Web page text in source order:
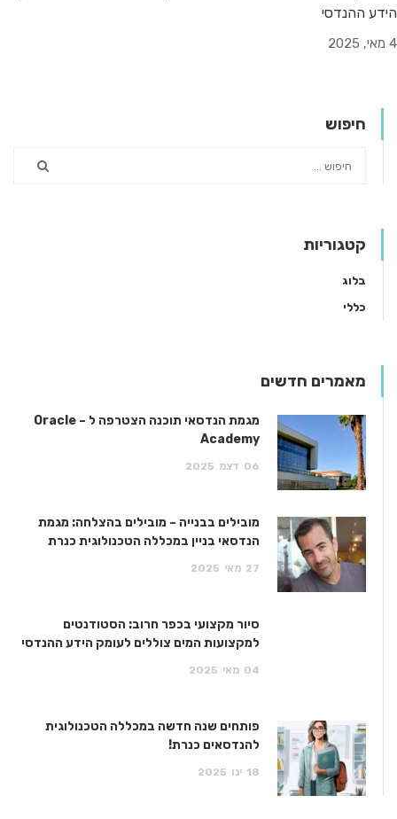
הידע ההנדסי
4 מאי, 2025
חיפוש
קטגוריות
בלוג
כללי
מאמרים חדשים
מגמת הנדסאי תוכנה הצטרפה ל – Oracle
Academy
06 דצמ 2025
מובילים בבנייה – מובילים בהצלחה: מגמת
הנדסאי בניין במכללה הטכנולוגית כנרת
27 מאי 2025
סיור מקצועי בכפר חרוב: הסטודנטים
למקצועות המים צוללים לעומק הידע ההנדסי
04 מאי 2025
פותחים שנה חדשה במכללה הטכנולוגית
להנדסאים כנרת!
18 ינו 2025